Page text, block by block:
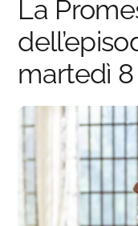
La
martedì